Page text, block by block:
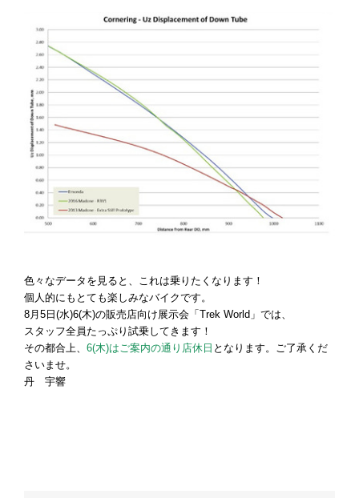
色々なデータを見ると、これは乗りたくなります！
個人的にもとても楽しみなバイクです。
8月5日(水)6(木)の販売店向け展示会「Trek World」では、
スタッフ全員たっぷり試乗してきます！
その都合上、 6(木)はご案内の通り店休日 となります。ご了承くだ
さいませ。
丹 宇響